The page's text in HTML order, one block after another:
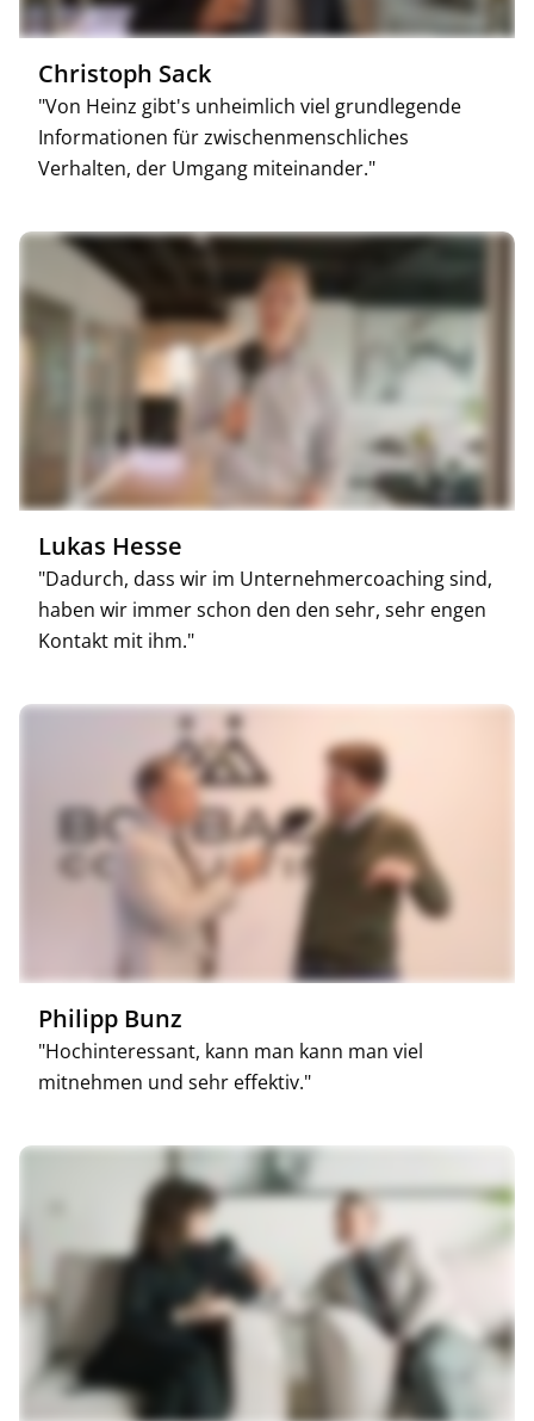
Christoph Sack
"Von Heinz gibt's unheimlich viel grundlegende
Informationen für zwischenmenschliches
Verhalten, der Umgang miteinander."
Lukas Hesse
"Dadurch, dass wir im Unternehmercoaching sind,
haben wir immer schon den den sehr, sehr engen
Kontakt mit ihm."
Philipp Bunz
"Hochinteressant, kann man kann man viel
mitnehmen und sehr effektiv."